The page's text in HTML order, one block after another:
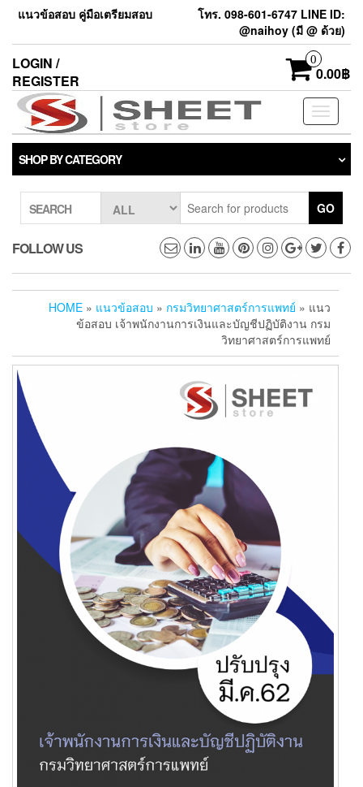
แนวข้อสอบ คู่มือเตรียมสอบ
โทร. 098-601-6747 LINE ID:
@naihoy (มี @ ด้วย)
LOGIN /
REGISTER
0
0.00฿
Toggle
SHOP BY CATEGORY
SEARCH GO
FOLLOW US
HOME » แนวข้อสอบ » กรมวิทยาศาสตร์การแพทย์ » แนว
ข้อสอบ เจ้าพนักงานการเงินและบัญชีปฏิบัติงาน กรม
วิทยาศาสตร์การแพทย์